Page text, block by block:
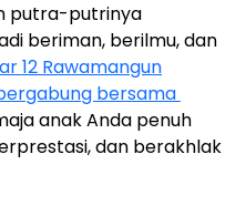
putra-putrinya
beriman, berilmu, dan
12 Rawamangun
bersama
anak Anda penuh
dan berakhlak